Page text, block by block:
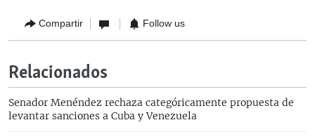
Compartir Follow us
Relacionados
Senador Menéndez rechaza categóricamente propuesta de
levantar sanciones a Cuba y Venezuela